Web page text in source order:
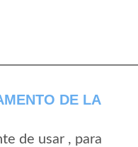
DE LA
de usar , para